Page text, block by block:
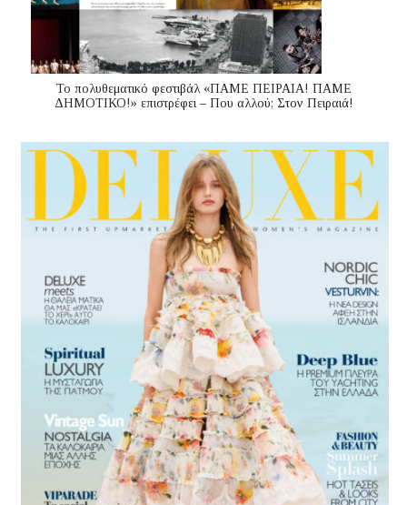
Το πολυθεματικό φεστιβάλ «ΠΑΜΕ ΠΕΙΡΑΙΑ! ΠΑΜΕ
ΔΗΜΟΤΙΚΟ!» επιστρέφει – Που αλλού; Στον Πειραιά!